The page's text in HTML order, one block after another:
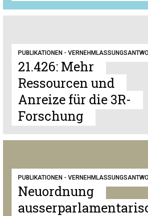
PUBLIKATIONEN -
21.426: Mehr
Ressourcen und
Anreize für die 3R-
Forschung
PUBLIKATIONEN -
Neuordnung